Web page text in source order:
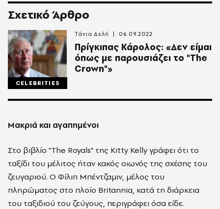
Σχετικό Άρθρο
CELEBRITIES
Πρίγκιπας Κάρολος: «Δεν είμαι
όπως με παρουσιάζει το "The
Crown"»
Τάνια Δελή 06.09.2022
Μακριά και αγαπημένοι
Στο βιβλίο "The Royals" της Kitty Kelly γράφει ότι το
ταξίδι του μέλιτος ήταν κακός οιωνός της σχέσης του
ζευγαριού. Ο Φίλιπ Μπέντζαμιν, μέλος του
πληρώματος στο πλοίο Britannia, κατά τη διάρκεια
του ταξιδιού του ζεύγους, περιγράφει όσα είδε.